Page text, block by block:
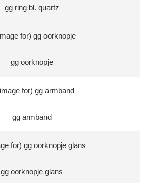
gg ring bl. quartz
gg oorknopje
gg armband
gg oorknopje glans